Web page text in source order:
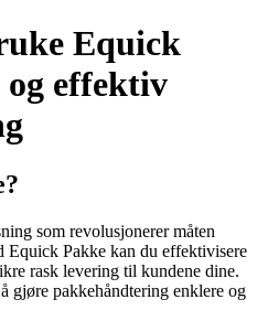
Equick
effektiv
som revolusjonerer måten
Equick Pakke kan du effektivisere
rask levering til kundene dine.
gjøre pakkehåndtering enklere og